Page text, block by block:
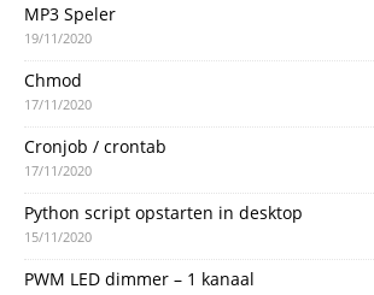
MP3 Speler
19/11/2020
Chmod
17/11/2020
Cronjob / crontab
17/11/2020
Python script opstarten in desktop
15/11/2020
PWM LED dimmer – 1 kanaal